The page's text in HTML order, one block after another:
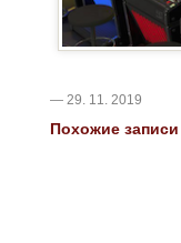
— 29. 11. 2019
Похожие записи